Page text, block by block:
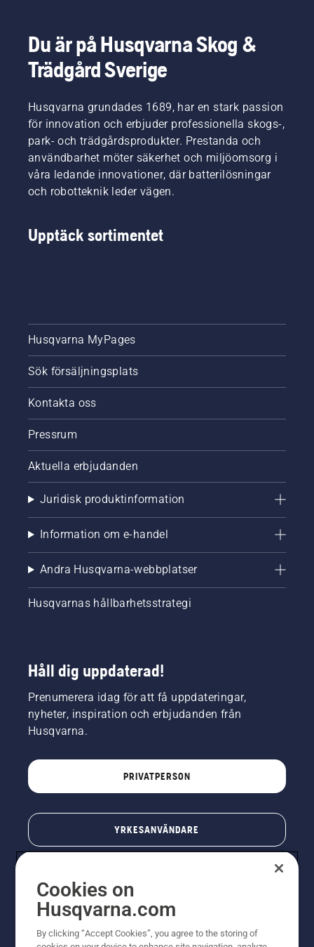
Du är på Husqvarna Skog &
Trädgård Sverige
Husqvarna grundades 1689, har en stark passion
för innovation och erbjuder professionella skogs-,
park- och trädgårdsprodukter. Prestanda och
användbarhet möter säkerhet och miljöomsorg i
våra ledande innovationer, där batterilösningar
och robotteknik leder vägen.
Upptäck sortimentet
Husqvarna MyPages
Sök försäljningsplats
Kontakta oss
Pressrum
Aktuella erbjudanden
Juridisk produktinformation
Information om e-handel
Andra Husqvarna-webbplatser
Husqvarnas hållbarhetsstrategi
Håll dig uppdaterad!
Prenumerera idag för att få uppdateringar,
nyheter, inspiration och erbjudanden från
Husqvarna.
PRIVATPERSON
YRKESANVÄNDARE
Cookies on
Husqvarna.com
By clicking “Accept Cookies”, you agree to the storing of